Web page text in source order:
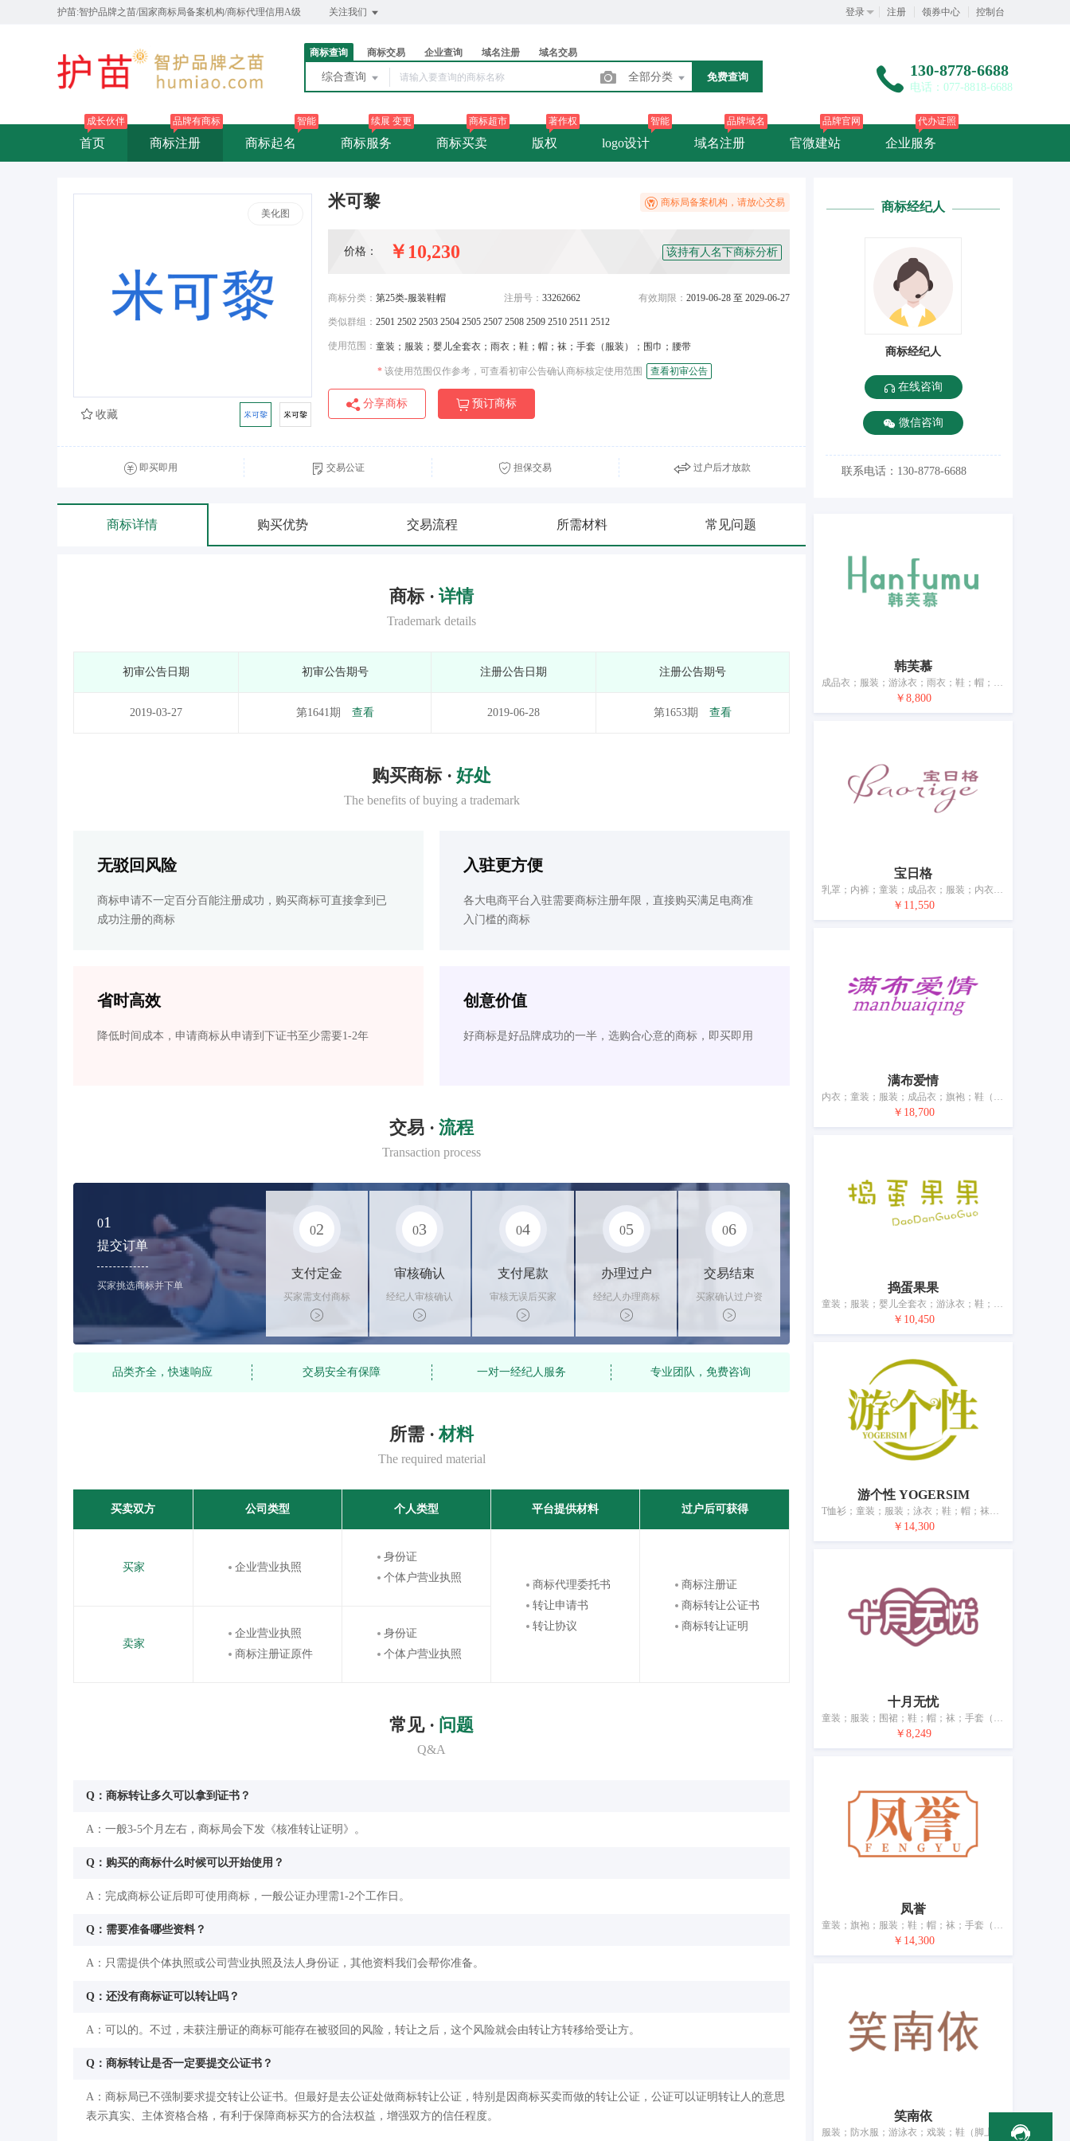
护苗:智护品牌之苗/国家商标局备案机构/商标代理信用A级 关注我们 登录 注册 领券中心 控制台
商标查询 商标交易 企业查询 域名注册 域名交易
综合查询 全部分类 免费查询 130-8778-6688
电话：077-8818-6688
首页
成长伙伴
商标注册
品牌有商标
商标起名
智能
商标服务
续展 变更
商标买卖
商标超市
版权
著作权
logo设计
智能
域名注册
品牌域名
官微建站
品牌官网
企业服务
代办证照
美化图
米可黎 商标局备案机构，请放心交易
价格： ￥10,230 该持有人名下商标分析
商标分类： 第25类-服装鞋帽 注册号： 33262662 有效期限： 2019-06-28 至 2029-06-27
类似群组： 2501 2502 2503 2504 2505 2507 2508 2509 2510 2511 2512
使用范围： 童装；服装；婴儿全套衣；雨衣；鞋；帽；袜；手套（服装）；围巾；腰带
* 该使用范围仅作参考，可查看初审公告确认商标核定使用范围 查看初审公告
分享商标
预订商标
收藏
即买即用 交易公证 担保交易 过户后才放款
商标详情 购买优势 交易流程 所需材料 常见问题
商标 · 详情
Trademark details
初审公告日期 初审公告期号 注册公告日期 注册公告期号
2019-03-27 第1641期 查看 2019-06-28 第1653期 查看
购买商标 · 好处
The benefits of buying a trademark
无驳回风险
商标申请不一定百分百能注册成功，购买商标可直接拿到已
成功注册的商标
入驻更方便
各大电商平台入驻需要商标注册年限，直接购买满足电商准
入门槛的商标
省时高效
降低时间成本，申请商标从申请到下证书至少需要1-2年
创意价值
好商标是好品牌成功的一半，选购合心意的商标，即买即用
交易 · 流程
Transaction process
01
提交订单
买家挑选商标并下单
02
支付定金
买家需支付商标
标价的10%的购
买订金
03
审核确认
经纪人审核确认
商标状态
04
支付尾款
审核无误后买家
支付尾款，卖家
办理相关手续
05
办理过户
经纪人办理商标
转让手续，交付
相关证书
06
交易结束
买家确认过户资
料后，平台解冻
资金支付卖家
品类齐全，快速响应 交易安全有保障 一对一经纪人服务 专业团队，免费咨询
所需 · 材料
The required material
买卖双方 公司类型 个人类型 平台提供材料 过户后可获得
买家 企业营业执照
身份证
个体户营业执照
商标代理委托书
转让申请书
转让协议
商标注册证
商标转让公证书
商标转让证明
卖家
企业营业执照
商标注册证原件
身份证
个体户营业执照
常见 · 问题
Q&A
Q：商标转让多久可以拿到证书？
A：一般3-5个月左右，商标局会下发《核准转让证明》。
Q：购买的商标什么时候可以开始使用？
A：完成商标公证后即可使用商标，一般公证办理需1-2个工作日。
Q：需要准备哪些资料？
A：只需提供个体执照或公司营业执照及法人身份证，其他资料我们会帮你准备。
Q：还没有商标证可以转让吗？
A：可以的。不过，未获注册证的商标可能存在被驳回的风险，转让之后，这个风险就会由转让方转移给受让方。
Q：商标转让是否一定要提交公证书？
A：商标局已不强制要求提交转让公证书。但最好是去公证处做商标转让公证，特别是因商标买卖而做的转让公证，公证可以证明转让人的意思
表示真实、主体资格合格，有利于保障商标买方的合法权益，增强双方的信任程度。
商标经纪人
商标经纪人
在线咨询
微信咨询
联系电话：130-8778-6688
韩芙慕
成品衣；服装；游泳衣；雨衣；鞋；帽；袜；手套（服装）；围巾；皮带（服饰用）
￥8,800
宝日格
乳罩；内裤；童装；成品衣；服装；内衣；睡衣；鞋；帽；袜
￥11,550
满布爱情
内衣；童装；服装；成品衣；旗袍；鞋（脚上的穿着物）；帽；袜；围巾；婚纱
￥18,700
捣蛋果果
童装；服装；婴儿全套衣；游泳衣；鞋；帽；袜；手套（服装）；腰带
￥10,450
游个性 YOGERSIM
T恤衫；童装；服装；泳衣；鞋；帽；袜；手套（服装）；围巾；皮带（服饰用）
￥14,300
十月无忧
童装；服装；围裙；鞋；帽；袜；手套（服装）；围巾；腰带；婚纱
￥8,249
凤誉
童装；旗袍；服装；鞋；帽；袜；手套（服装）；围巾；腰带；婚纱
￥14,300
笑南依